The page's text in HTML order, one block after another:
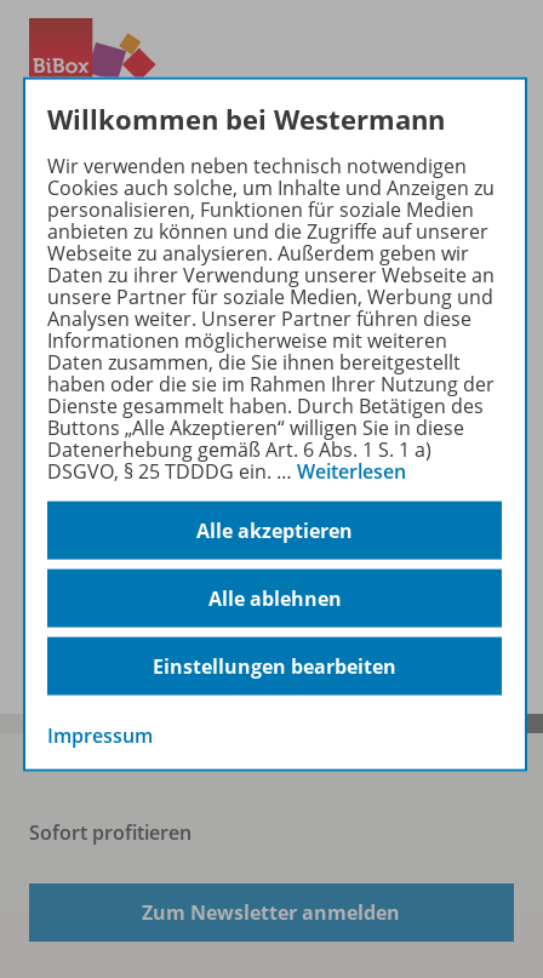
Produktinformationen
Beschreibung
Zugehörige Produkte
Digitale Unterrichtsmaterialien
Benachrichtigungs-Service
Sofort profitieren
Zum Newsletter anmelden
Willkommen bei Westermann
Wir verwenden neben technisch notwendigen
Cookies auch solche, um Inhalte und Anzeigen zu
personalisieren, Funktionen für soziale Medien
anbieten zu können und die Zugriffe auf unserer
Webseite zu analysieren. Außerdem geben wir
Daten zu ihrer Verwendung unserer Webseite an
unsere Partner für soziale Medien, Werbung und
Analysen weiter. Unserer Partner führen diese
Informationen möglicherweise mit weiteren
Daten zusammen, die Sie ihnen bereitgestellt
haben oder die sie im Rahmen Ihrer Nutzung der
Dienste gesammelt haben. Durch Betätigen des
Buttons „Alle Akzeptieren“ willigen Sie in diese
Datenerhebung gemäß Art. 6 Abs. 1 S. 1 a)
DSGVO, § 25 TDDDG ein. … Weiterlesen
Alle akzeptieren
Alle ablehnen
Einstellungen bearbeiten
Impressum